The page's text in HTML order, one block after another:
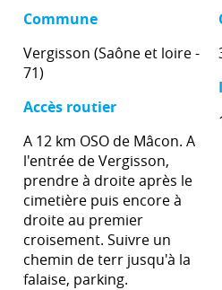
Commune
Vergisson (Saône et loire -
71)
Accès routier
A 12 km OSO de Mâcon. A
l'entrée de Vergisson,
prendre à droite après le
cimetière puis encore à
droite au premier
croisement. Suivre un
chemin de terr jusqu'à la
falaise, parking.